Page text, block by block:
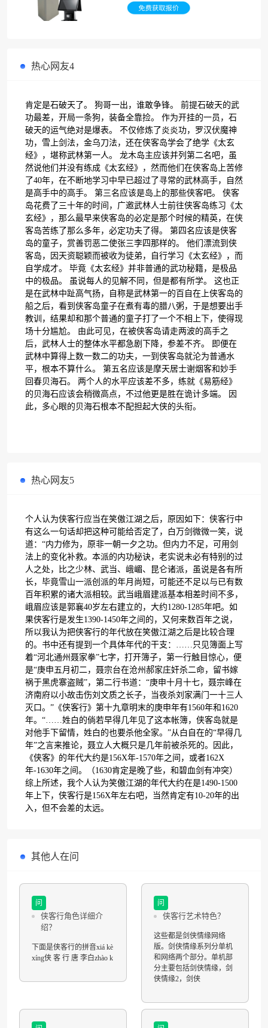
热心网友4
肯定是石破天了。 狗哥一出，谁敢争锋。 前提石破天的武
功最差，开局一条狗，装备全靠捡。 作为开挂的一员，石
破天的运气绝对是爆表。 不仅修炼了炎炎功，罗汉伏魔神
功，雪上剑法，金乌刀法，还在侠客岛学会了绝学《太玄
经》，堪称武林第一人。 龙木岛主应该并列第二名吧，虽
然说他们并没有练成《太玄经》，然而他们在侠客岛上苦修
了40年，在不断地学习中早已超过了寻常的武林高手，自然
是高手中的高手。 第三名应该是岛上的那些侠客吧。 侠客
岛花费了三十年的时间，广邀武林人士前往侠客岛练习《太
玄经》，那么最早来侠客岛的必定是那个时候的精英，在侠
客岛苦练了那么多年，必定功夫了得。 第四名应该是侠客
岛的童子，赏善罚恶二使张三李四那样的。 他们漂流到侠
客岛，因天资聪颖而被收为徒弟，自行学习《太玄经》，而
自学成才。 毕竟《太玄经》并非普通的武功秘籍，是极品
中的极品。 虽说每人的见解不同，但是都有所学。 这也正
是在武林中趾高气扬，自称是武林第一的百自在上侠客岛的
船之后，看到侠客岛童子在煮有毒的腊八粥，于是想要出手
教训，结果却和那个普通的童子打了一个不相上下，使得现
场十分尴尬。 由此可见，在被侠客岛请走两波的高手之
后，武林人士的整体水平都急剧下降，参差不齐。 即便在
武林中算得上数一数二的功夫，一到侠客岛就沦为普通水
平，根本不算什么。 第五名应该是摩天居士谢烟客和妙手
回春贝海石。 两个人的水平应该差不多，练就《易筋经》
的贝海石应该会稍微高点，不过他更是胜在诡计多端。 因
此，多心眼的贝海石根本不配担起大侠的头衔。
热心网友5
个人认为侠客行应当在笑傲江湖之后，原因如下：侠客行中
有这么一句话却把这种可能给否定了，白万剑微微一笑，说
道：“内力修为，原非一朝一夕之功。但内力不足，可用剑
法上的变化补救。本派的内功秘诀，老实说未必有特别的过
人之处，比之少林、武当、峨嵋、昆仑诸派，虽说是各有所
长，毕竟雪山一派创派的年月尚短，可能还不足以与已有数
百年积累的诸大派相较。武当峨眉建派基本相差时间不多，
峨眉应该是郭襄40岁左右建立的，大约1280-1285年吧。如
果侠客行是发生1390-1450年之间的，又何来数百年之说，
所以我认为把侠客行的年代放在笑傲江湖之后是比较合理
的。书中还有提到一个具体年代的干支：……只见簿面上写
着“河北通州聂家拳”七字，打开簿子，第一行触目惊心，便
是“庚申五月初二，聂宗台在沧州郝家庄奸杀二命，留书嫁
祸于黑虎寨盗贼”，第二行书道：“庚申十月十七，聂宗峰在
济南府以小故击伤刘文质之长子，当夜杀刘家满门一十三人
灭口。”《侠客行》第十九章明末的庚申年有1560年和1620
年。“……姓白的倘若早得几年见了这本帐簿，侠客岛就是
对他手下留情，姓白的也要杀他全家。”从白自在的“早得几
年”之言来推论，聂立人大概只是几年前被杀死的。因此，
《侠客》的年代大约是156X年-1570年之间，或者162X
年-1630年之间。（1630肯定是晚了些，和碧血剑有冲突）
综上所述，我个人认为笑傲江湖的年代大约在是1490-1500
年上下，侠客行是156X年左右吧，当然肯定有10-20年的出
入，但不会差的太远。
其他人在问
问
侠客行角色详细介
绍？
下面是侠客行的拼音xiá kè
xíng侠 客 行 唐 李白zhào k
问
侠客行艺术特色？
这些都是剑侠情缘网络
版。剑侠情缘系列分单机
和网络两个部分。单机部
分主要包括剑侠情缘，剑
侠情缘2，剑侠